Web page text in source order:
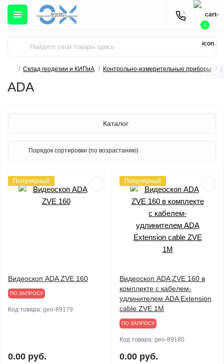
0
Склад геодезии и КИПиА Контрольно-измерительные приборы
ADA
Каталог
Популярный
Видеоскоп ADA ZVE 160
ПО ЗАПРОСУ
Код товара: geo-89179
0.00 руб.
Популярный
Видеоскоп ADA ZVE 160 в
комплекте с кабелем-
удлинителем ADA Extension
cable ZVE 1M
ПО ЗАПРОСУ
Код товара: geo-89180
0.00 руб.